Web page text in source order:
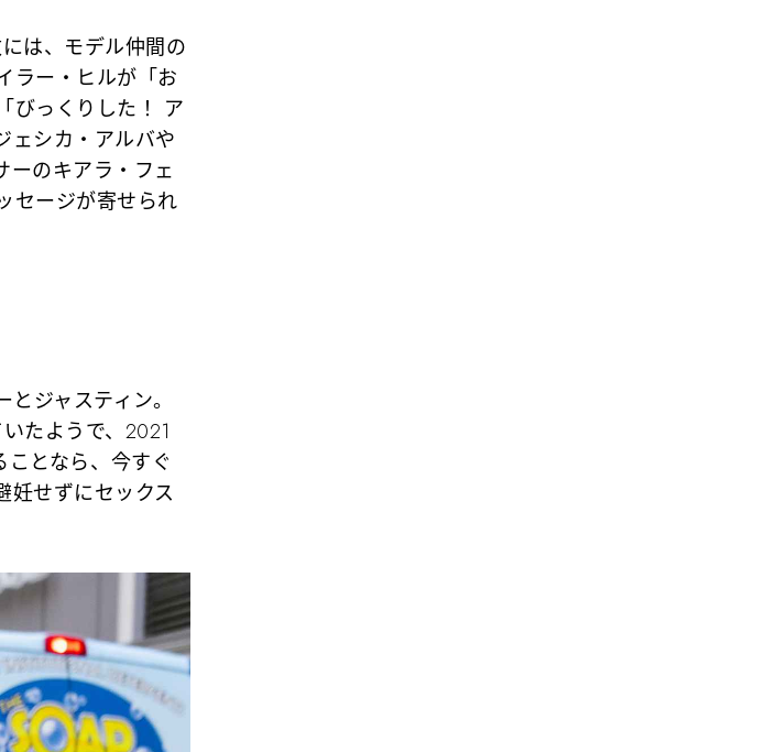
は、モデル仲間の
ラー・ヒルが「お
びっくりした！ ア
ェシカ・アルバや
ーのキアラ・フェ
セージが寄せられ
ジャスティン。
たようで、2021
ことなら、今すぐ
妊せずにセックス